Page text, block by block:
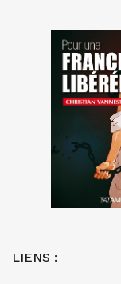
LIENS :